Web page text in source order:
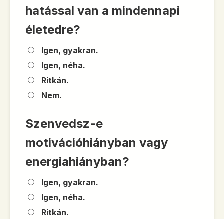
hatással van a mindennapi
életedre?
Igen, gyakran.
Igen, néha.
Ritkán.
Nem.
Szenvedsz-e
motivációhiányban vagy
energiahiányban?
Igen, gyakran.
Igen, néha.
Ritkán.